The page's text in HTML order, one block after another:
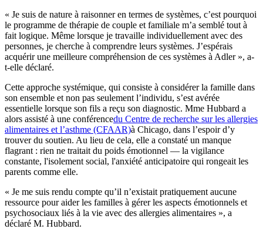
« Je suis de nature à raisonner en termes de systèmes, c’est pourquoi
le programme de thérapie de couple et familiale m’a semblé tout à
fait logique. Même lorsque je travaille individuellement avec des
personnes, je cherche à comprendre leurs systèmes. J’espérais
acquérir une meilleure compréhension de ces systèmes à Adler », a-
t-elle déclaré.
Cette approche systémique, qui consiste à considérer la famille dans
son ensemble et non pas seulement l’individu, s’est avérée
essentielle lorsque son fils a reçu son diagnostic. Mme Hubbard a
alors assisté à une conférencedu Centre de recherche sur les allergies
alimentaires et l’asthme (CFAAR)à Chicago, dans l’espoir d’y
trouver du soutien. Au lieu de cela, elle a constaté un manque
flagrant : rien ne traitait du poids émotionnel — la vigilance
constante, l'isolement social, l'anxiété anticipatoire qui rongeait les
parents comme elle.
« Je me suis rendu compte qu’il n’existait pratiquement aucune
ressource pour aider les familles à gérer les aspects émotionnels et
psychosociaux liés à la vie avec des allergies alimentaires », a
déclaré M. Hubbard.